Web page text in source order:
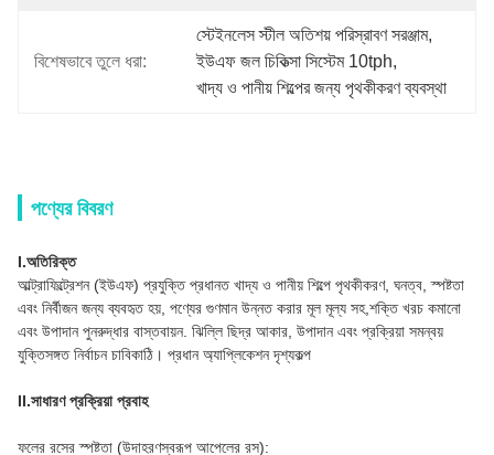
বিশেষভাবে তুলে ধরা:
স্টেইনলেস স্টীল অতিশয় পরিস্রাবণ সরঞ্জাম,
ইউএফ জল চিকিত্সা সিস্টেম 10tph,
খাদ্য ও পানীয় শিল্পের জন্য পৃথকীকরণ ব্যবস্থা
পণ্যের বিবরণ
I.অতিরিক্ত
আল্ট্রাফিল্ট্রেশন (ইউএফ) প্রযুক্তি প্রধানত খাদ্য ও পানীয় শিল্পে পৃথকীকরণ, ঘনত্ব, স্পষ্টতা
এবং নির্বীজন জন্য ব্যবহৃত হয়, পণ্যের গুণমান উন্নত করার মূল মূল্য সহ,শক্তি খরচ কমানো
এবং উপাদান পুনরুদ্ধার বাস্তবায়ন. ঝিল্লি ছিদ্র আকার, উপাদান এবং প্রক্রিয়া সমন্বয়
যুক্তিসঙ্গত নির্বাচন চাবিকাঠি। প্রধান অ্যাপ্লিকেশন দৃশ্যকল্প
II.সাধারণ প্রক্রিয়া প্রবাহ
ফলের রসের স্পষ্টতা (উদাহরণস্বরূপ আপেলের রস):